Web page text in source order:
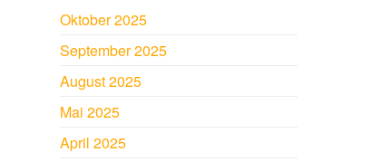
Oktober 2025
September 2025
August 2025
Mai 2025
April 2025